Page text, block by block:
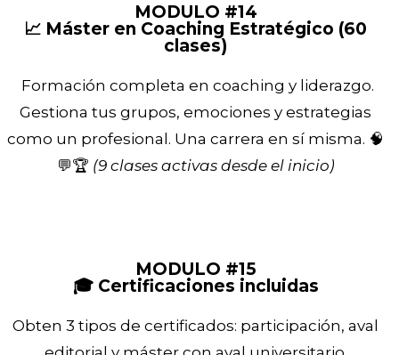
MODULO #14
📈 Máster en Coaching Estratégico (60
clases)
Formación completa en coaching y liderazgo.
Gestiona tus grupos, emociones y estrategias
como un profesional. Una carrera en sí misma. 🧠
💬🏆 (9 clases activas desde el inicio)
MODULO #15
🎓 Certificaciones incluidas
Obten 3 tipos de certificados: participación, aval